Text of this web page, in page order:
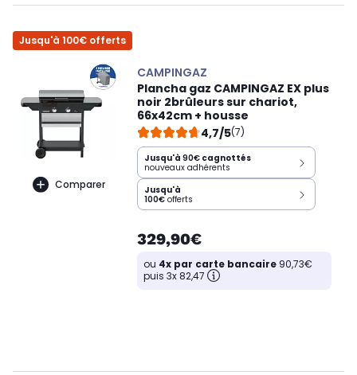
Jusqu'à 100€ offerts
Comparer
CAMPINGAZ
Plancha gaz CAMPINGAZ EX plus
noir 2brûleurs sur chariot,
66x42cm + housse
4,7/5(7)
Jusqu'à 90€ cagnottés
nouveaux adhérents
Jusqu'à
100€ offerts
329,90€
ou 4x par carte bancaire 90,73€
puis 3x 82,47